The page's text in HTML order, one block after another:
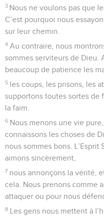
3 Nous ne voulons pas que
C’est pourquoi nous
sur leur chemin.
4 Au contraire, nous
sommes serviteurs de Dieu.
beaucoup de patience les
5 les coups, les prisons, les
supportons toutes sortes de
la faim.
6 Nous menons une vie
connaissons les choses de
nous sommes bons. L’Esprit
aimons sincèrement,
7 nous annonçons la vérité,
cela. Nous prenons comme
attaquer ou pour nous
8 Les gens nous mettent à